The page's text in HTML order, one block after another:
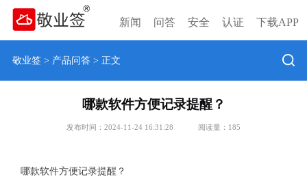
新闻 问答 安全 认证 下载APP
敬业签> 产品问答> 正文
哪款软件方便记录提醒？
发布时间：2024-11-24 16:31:28 阅读量： 185
哪款软件方便记录提醒？